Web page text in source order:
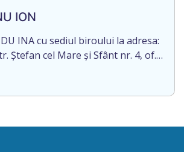
anul două mii douăzeci și
certificatului de moștenitor este
ION
INA cu sediul biroului la adresa:
Ștefan cel Mare și Sfânt nr. 4, of.
decesului cet. BOSÎNCEANU
21.07.1980, cod personal
anul două mii douăzeci și unu/.